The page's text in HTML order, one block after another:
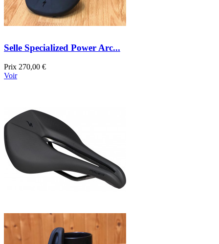
Selle Specialized Power Arc...
Prix 270,00 €
Voir